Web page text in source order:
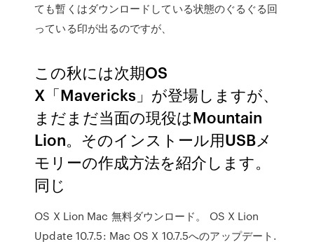
ても暫くはダウンロードしている状態のぐるぐる回
っている印が出るのですが、
この秋には次期OS
X「Mavericks」が登場しますが、
まだまだ当面の現役はMountain
Lion。そのインストール用USBメ
モリーの作成方法を紹介します。
同じ
OS X Lion Mac 無料ダウンロード。 OS X Lion
Update 10.7.5: Mac OS X 10.7.5へのアップデート.